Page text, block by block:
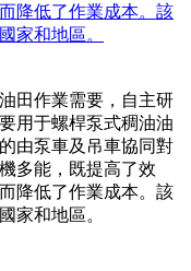
降低了作業成本。該
家和地區。
田作業需要，自主研
用于螺桿泵式稠油油
由泵車及吊車協同對
多能，既提高了效
降低了作業成本。該
家和地區。